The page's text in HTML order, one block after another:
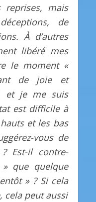
reprises, mais
de
À d’autres
libéré mes
le moment «
de joie et
et je me suis
est difficile à
et les bas
vous de
Est-il contre-
» que quelque
» ? Si cela
cela peut aussi